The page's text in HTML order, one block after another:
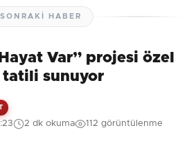
SONRAKI HABER
Var” projesi özel
tatili sunuyor
2 dk okuma 112 görüntülenme